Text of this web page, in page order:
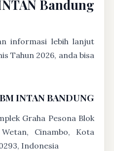
Bandung
informasi lebih lanjut
Tahun 2026, anda bisa
INTAN BANDUNG
Graha Pesona Blok
Cinambo, Kota
Indonesia